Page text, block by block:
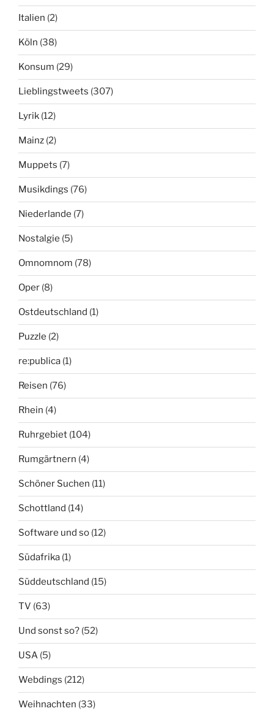
Italien (2)
Köln (38)
Konsum (29)
Lieblingstweets (307)
Lyrik (12)
Mainz (2)
Muppets (7)
Musikdings (76)
Niederlande (7)
Nostalgie (5)
Omnomnom (78)
Oper (8)
Ostdeutschland (1)
Puzzle (2)
re:publica (1)
Reisen (76)
Rhein (4)
Ruhrgebiet (104)
Rumgärtnern (4)
Schöner Suchen (11)
Schottland (14)
Software und so (12)
Südafrika (1)
Süddeutschland (15)
TV (63)
Und sonst so? (52)
USA (5)
Webdings (212)
Weihnachten (33)